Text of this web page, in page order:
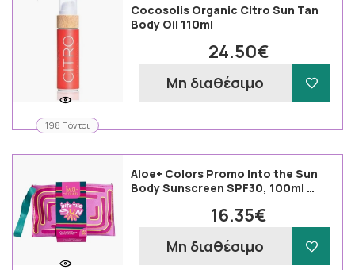
198 Πόντοι
Cocosolis Organic Citro Sun Tan
Body Oil 110ml
24.50€
Μη διαθέσιμο
Aloe+ Colors Promo Into the Sun
Body Sunscreen SPF30, 100ml …
16.35€
Μη διαθέσιμο